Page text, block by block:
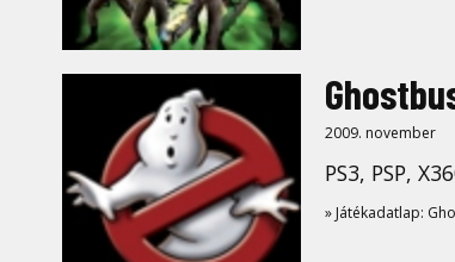
2009. november
PS3, PSP,
» Játékadatlap: